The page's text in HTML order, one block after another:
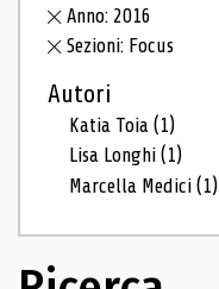
Anno: 2016
Sezioni: Focus
Autori
Katia Toia(1)
Lisa Longhi(1)
Marcella Medici(1)